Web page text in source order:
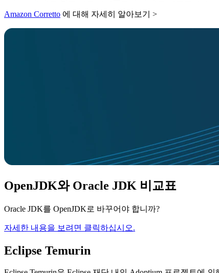
Amazon Corretto 에 대해 자세히 알아보기 >
OpenJDK와 Oracle JDK 비교표
Oracle JDK를 OpenJDK로 바꾸어야 합니까?
자세한 내용을 보려면 클릭하십시오.
Eclipse Temurin